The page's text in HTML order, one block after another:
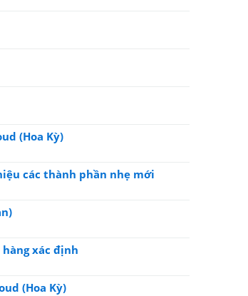
(Hoa Kỳ)
các thành phần nhẹ mới
xác định
(Hoa Kỳ)